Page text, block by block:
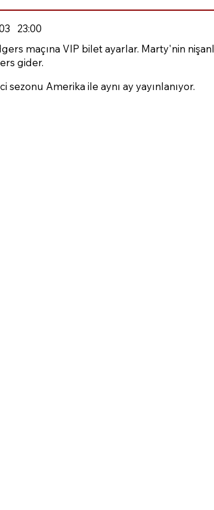
23:00
maçına VIP bilet ayarlar. Marty'nin
gider.
sezonu Amerika ile aynı ay yayınlanıyor.